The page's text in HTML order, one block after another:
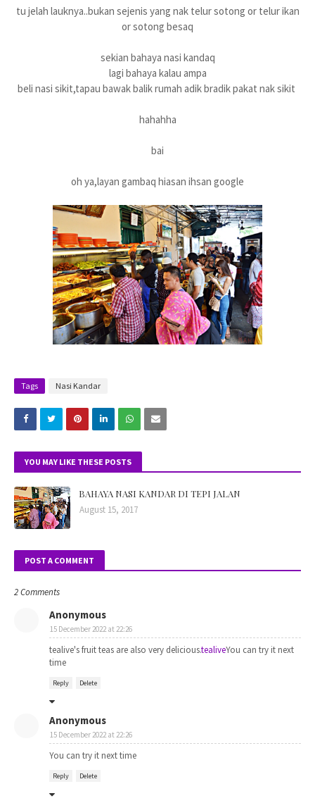
tu jelah lauknya..bukan sejenis yang nak telur sotong or telur ikan
or sotong besaq
sekian bahaya nasi kandaq
lagi bahaya kalau ampa
beli nasi sikit,tapau bawak balik rumah adik bradik pakat nak sikit
hahahha
bai
oh ya,layan gambaq hiasan ihsan google
Tags Nasi Kandar
YOU MAY LIKE THESE POSTS
BAHAYA NASI KANDAR DI TEPI JALAN
August 15, 2017
POST A COMMENT
2 Comments
Anonymous
15 December 2022 at 22:26
tealive's fruit teas are also very delicious.tealiveYou can try it next
time
Reply Delete
Anonymous
15 December 2022 at 22:26
You can try it next time
Reply Delete